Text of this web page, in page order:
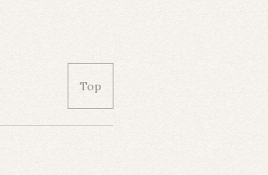
Top